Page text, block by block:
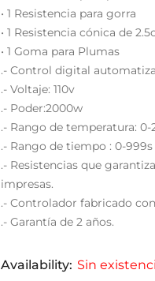
• 1 Resistencia para gorra
• 1 Resistencia cónica de
• 1 Goma para Plumas
.- Control digital
.- Voltaje: 110v
.- Poder:2000w
.- Rango de temperatura: 0-
.- Rango de tiempo : 0-999s
.- Resistencias que
impresas.
.- Controlador fabricado
.- Garantía de 2 años.
Availability: Sin